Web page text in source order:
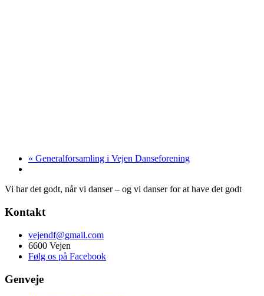
« Generalforsamling i Vejen Danseforening
Vi har det godt, når vi danser – og vi danser for at have det godt
Kontakt
vejendf@gmail.com
6600 Vejen
Følg os på Facebook
Genveje